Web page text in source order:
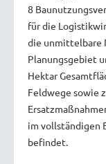
8
für die
die unmittelbare
Planungsgebiet
Hektar
Feldwege sowie
im vollständigen
befindet.